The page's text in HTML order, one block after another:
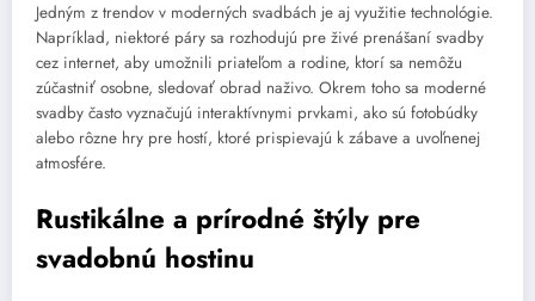
Jedným z trendov v moderných svadbách je aj využitie technológie.
Napríklad, niektoré páry sa rozhodujú pre živé prenášaní svadby
cez internet, aby umožnili priateľom a rodine, ktorí sa nemôžu
zúčastniť osobne, sledovať obrad naživo. Okrem toho sa moderné
svadby často vyznačujú interaktívnymi prvkami, ako sú fotobúdky
alebo rôzne hry pre hostí, ktoré prispievajú k zábave a uvoľnenej
atmosfére.
Rustikálne a prírodné štýly pre
svadobnú hostinu